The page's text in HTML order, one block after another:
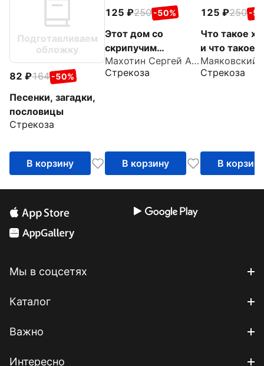
Подготавливаем
обложку
82 164 -50%
Песенки, загадки,
пословицы
Стрекоза
В корзину
125 250 -50%
Этот дом со
скрипучим
крыльцом
Махотин Сергей Анатольевич
Стрекоза
В корзину
125 250 -
Что такое
и что такое
Стрекоза
В корзину
Мы в соцсетях
Каталог
Важно
Интересно